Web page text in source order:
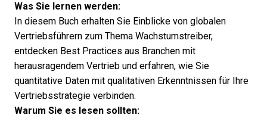
Was Sie lernen werden:
In diesem Buch erhalten Sie Einblicke von globalen
Vertriebsführern zum Thema Wachstumstreiber,
entdecken Best Practices aus Branchen mit
herausragendem Vertrieb und erfahren, wie Sie
quantitative Daten mit qualitativen Erkenntnissen für Ihre
Vertriebsstrategie verbinden.
Warum Sie es lesen sollten: